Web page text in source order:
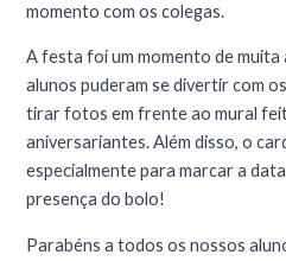
momento com os colegas.
A festa foi um momento de muita
alunos puderam se divertir com
tirar fotos em frente ao mural
aniversariantes. Além disso, o
especialmente para marcar a
presença do bolo!
Parabéns a todos os nossos